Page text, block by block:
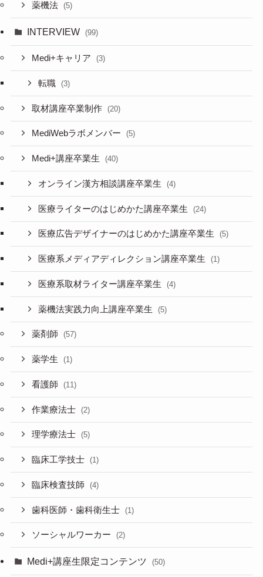
薬機法 (5)
INTERVIEW (99)
Medi+キャリア (3)
転職 (3)
取材講座卒業制作 (20)
MediWebラボメンバー (5)
Medi+講座卒業生 (40)
オンライン漢方相談講座卒業生 (4)
医療ライターのはじめかた講座卒業生 (24)
医療広告デザイナーのはじめかた講座卒業生 (5)
医療系メディアディレクション講座卒業生 (1)
医療系取材ライター講座卒業生 (4)
薬機法実践力向上講座卒業生 (5)
薬剤師 (57)
薬学生 (1)
看護師 (11)
作業療法士 (2)
理学療法士 (5)
臨床工学技士 (1)
臨床検査技師 (4)
歯科医師・歯科衛生士 (1)
ソーシャルワーカー (2)
Medi+講座生限定コンテンツ (50)